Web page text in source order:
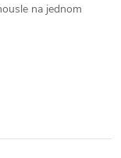
na jednom